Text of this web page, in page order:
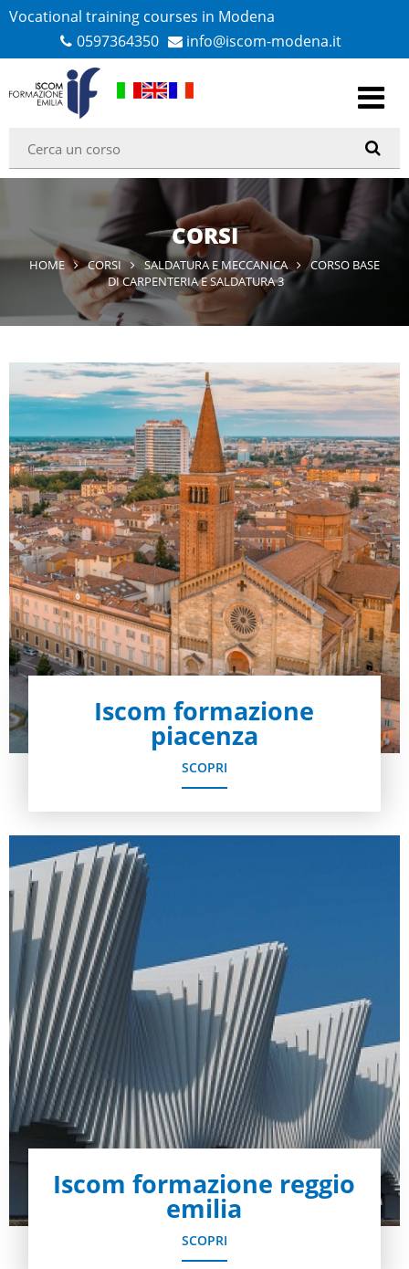
Vocational training courses in Modena
0597364350
info@iscom-modena.it
CORSI
HOME CORSI SALDATURA E MECCANICA
CORSO BASE
DI CARPENTERIA E SALDATURA 3
Iscom formazione
piacenza
SCOPRI
Iscom formazione reggio
emilia
SCOPRI